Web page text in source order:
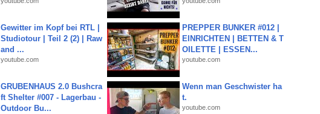
Gewitter im Kopf bei RTL |
Studiotour | Teil 2 (2) | Raw
and ...
youtube.com
PREPPER BUNKER #012 |
EINRICHTEN | BETTEN & T
OILETTE | ESSEN...
youtube.com
GRUBENHAUS 2.0 Bushcra
ft Shelter #007 - Lagerbau -
Outdoor Bu...
Wenn man Geschwister ha
t.
youtube.com